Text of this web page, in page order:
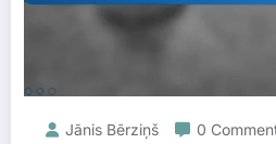
Jānis Bērziņš 0